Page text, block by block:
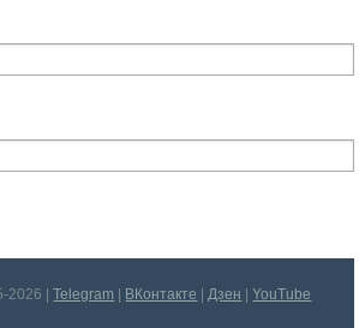
2026 |Telegram ВКонтакте |Дзен |YouTube